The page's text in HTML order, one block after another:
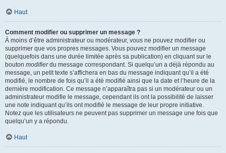
Haut
Comment modifier ou supprimer un message ?
À moins d’être administrateur ou modérateur, vous ne pouvez modifier ou
supprimer que vos propres messages. Vous pouvez modifier un message
(quelquefois dans une durée limitée après sa publication) en cliquant sur le
bouton modifierdu message correspondant. Si quelqu’un a déjà répondu au
message, un petit texte s’affichera en bas du message indiquant qu’il a été
modifié, le nombre de fois qu’il a été modifié ainsi que la date et l’heure de la
dernière modification. Ce message n’apparaîtra pas si un modérateur ou un
administrateur modifie le message, cependant ils ont la possibilité de laisser
une note indiquant qu’ils ont modifié le message de leur propre initiative.
Notez que les utilisateurs ne peuvent pas supprimer un message une fois que
quelqu’un y a répondu.
Haut